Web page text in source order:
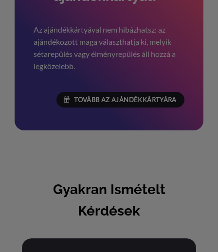
Az ajándékkártyával nem hibázhatsz: az
ajándékozott maga választhatja ki, melyik
sétarepülés vagy élményrepülés áll hozzá a
legközelebb.
TOVÁBB AZ AJÁNDÉKKÁRTYÁRA
Gyakran Ismételt
Kérdések